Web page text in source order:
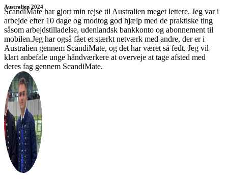
Australien 2024
ScandiMate har gjort min rejse til Australien meget lettere. Jeg var i
arbejde efter 10 dage og modtog god hjælp med de praktiske ting
såsom arbejdstilladelse, udenlandsk bankkonto og abonnement til
mobilen.Jeg har også fået et stærkt netværk med andre, der er i
Australien gennem ScandiMate, og det har været så fedt. Jeg vil
klart anbefale unge håndværkere at overveje at tage afsted med
deres fag gennem ScandiMate.